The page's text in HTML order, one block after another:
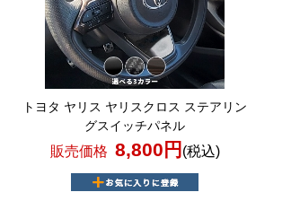
トヨタ ヤリス ヤリスクロス ステアリン
グスイッチパネル
販売価格 8,800円 (税込)